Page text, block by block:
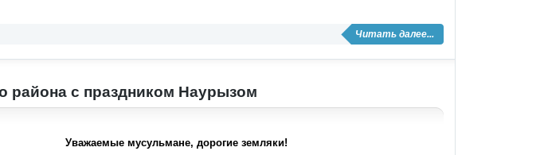
Читать далее...
района c праздником Наурызом
Уважаемые мусульмане, дорогие земляки!